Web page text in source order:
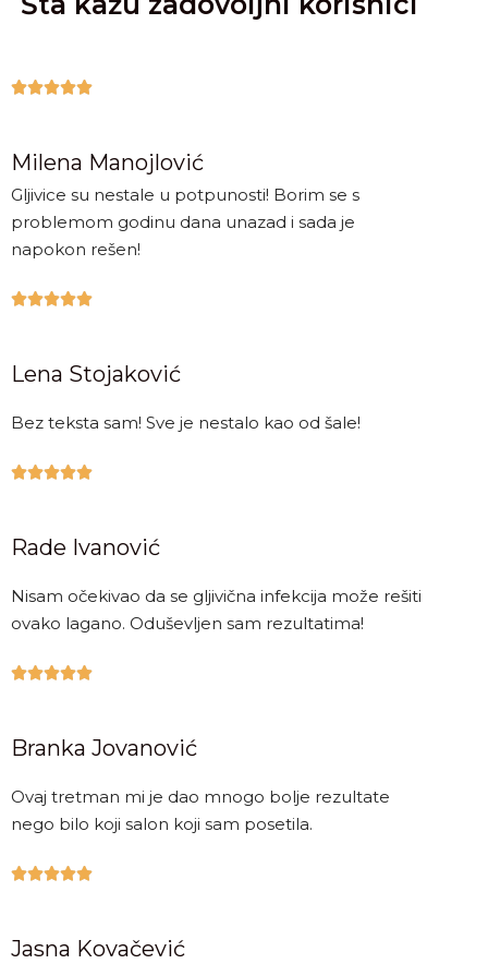

Milena Manojlović
Gljivice su nestale u potpunosti! Borim se s
problemom godinu dana unazad i sada je
napokon rešen!

Lena Stojaković
Bez teksta sam! Sve je nestalo kao od šale!

Rade Ivanović
Nisam očekivao da se gljivična infekcija može rešiti
ovako lagano. Oduševljen sam rezultatima!

Branka Jovanović
Ovaj tretman mi je dao mnogo bolje rezultate
nego bilo koji salon koji sam posetila.

Jasna Kovačević